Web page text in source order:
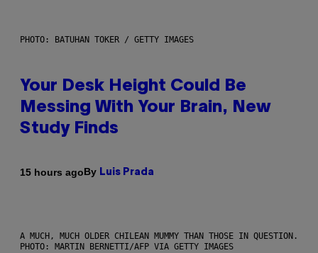
PHOTO: BATUHAN TOKER / GETTY IMAGES
Your Desk Height Could Be
Messing With Your Brain, New
Study Finds
15 hours agoBy Luis Prada
A MUCH, MUCH OLDER CHILEAN MUMMY THAN THOSE IN QUESTION.
PHOTO: MARTIN BERNETTI/AFP VIA GETTY IMAGES